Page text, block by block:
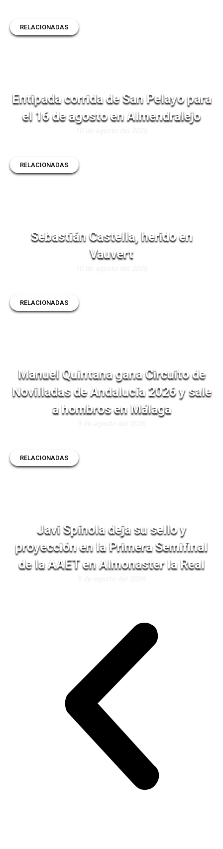
RELACIONADAS
Entipada corrida de San Pelayo para
el 16 de agosto en Almendralejo
RELACIONADAS
Sebastián Castella, herido en
Vauvert
RELACIONADAS
Manuel Quintana gana Circuito de
Novilladas de Andalucía 2026 y sale
a hombros en Málaga
RELACIONADAS
Javi Spínola deja su sello y
proyección en la Primera Semifinal
de la AAET en Almonaster la Real